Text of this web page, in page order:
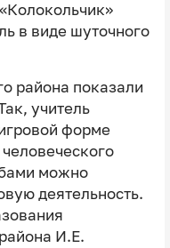
в виде шуточного
района показали
учитель
форме
можно
деятельность.
И.Е.